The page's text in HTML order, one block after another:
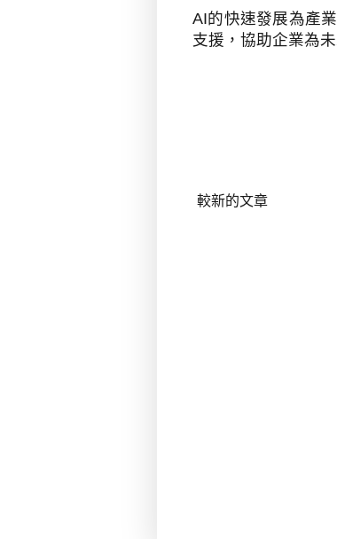
AI的快速發展為產
支援，協助企業為
較新的文章